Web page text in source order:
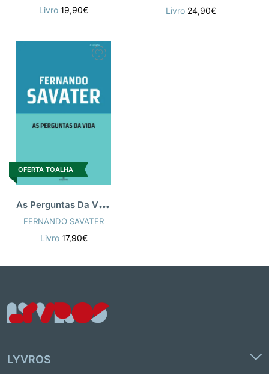
Livro 19,90€
Livro 24,90€
OFERTA TOALHA
A
s Perguntas Da Vida
FERNANDO SAVATER
Livro 17,90€
LYVROS